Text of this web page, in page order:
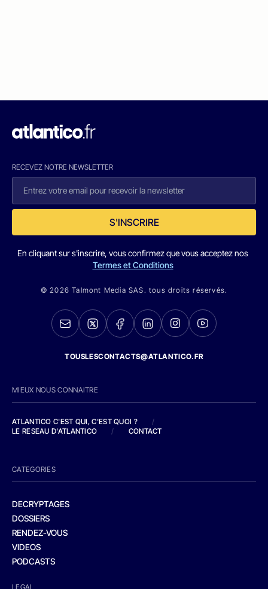
RECEVEZ NOTRE NEWSLETTER
S'INSCRIRE
En cliquant sur s'inscrire, vous confirmez que vous acceptez nos
Termes et Conditions
© 2026 Talmont Media SAS. tous droits réservés.
TOUSLESCONTACTS@ATLANTICO.FR
MIEUX NOUS CONNAITRE
ATLANTICO C'EST QUI, C'EST QUOI ?
/
LE RESEAU D'ATLANTICO
/ CONTACT
CATEGORIES
DECRYPTAGES
DOSSIERS
RENDEZ-VOUS
VIDEOS
PODCASTS
LEGAL